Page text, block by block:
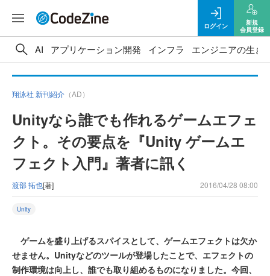
ログイン
新規
会員登録
AI アプリケーション開発 インフラ エンジニアの生き
翔泳社 新刊紹介 （AD）
Unityなら誰でも作れるゲームエフェ
クト。その要点を『Unity ゲームエ
フェクト入門』著者に訊く
渡部 拓也[著] 2016/04/28 08:00
Unity
ゲームを盛り上げるスパイスとして、ゲームエフェクトは欠か
せません。Unityなどのツールが登場したことで、エフェクトの
制作環境は向上し、誰でも取り組めるものになりました。今回、